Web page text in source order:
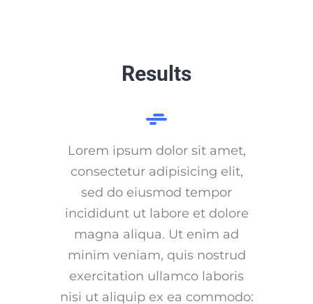
Results
Lorem ipsum dolor sit amet,
consectetur adipisicing elit,
sed do eiusmod tempor
incididunt ut labore et dolore
magna aliqua. Ut enim ad
minim veniam, quis nostrud
exercitation ullamco laboris
nisi ut aliquip ex ea commodo: